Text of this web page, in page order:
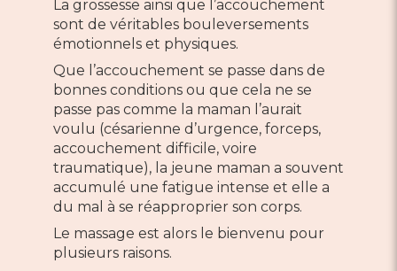
La grossesse ainsi que l’accouchement
sont de véritables bouleversements
émotionnels et physiques.
Que l’accouchement se passe dans de
bonnes conditions ou que cela ne se
passe pas comme la maman l’aurait
voulu (césarienne d’urgence, forceps,
accouchement difficile, voire
traumatique), la jeune maman a souvent
accumulé une fatigue intense et elle a
du mal à se réapproprier son corps.
Le massage est alors le bienvenu pour
plusieurs raisons.